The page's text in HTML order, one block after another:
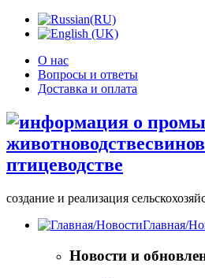
О нас
Вопросы и ответы
Доставка и оплата
создание и реализация
Главная/
Новости и